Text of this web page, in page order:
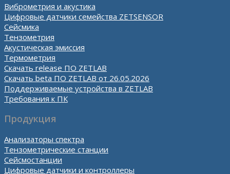
Виброметрия и акустика
Цифровые датчики семейства ZETSENSOR
Сейсмика
Тензометрия
Акустическая эмиссия
Термометрия
Скачать release ПО ZETLAB
Скачать beta ПО ZETLAB от 26.05.2026
Поддерживаемые устройства в ZETLAB
Требования к ПК
Продукция
Анализаторы спектра
Тензометрические станции
Сейсмостанции
Цифровые датчики и контроллеры